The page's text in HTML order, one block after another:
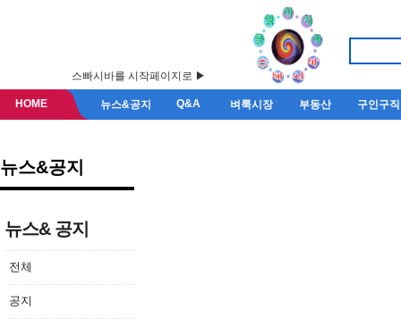
스빠시바를 시작페이지로 ▶
HOME 뉴스&공지 Q&A 벼룩시장 부동산 구인구직
뉴스&공지
뉴스& 공지
전체
공지